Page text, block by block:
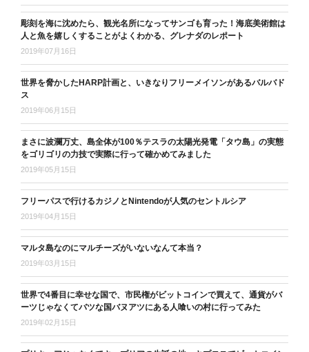
彫刻を海に沈めたら、観光名所になってサンゴも育った！海底美術館は
人と魚を嬉しくすることがよくわかる、グレナダのレポート
2019年07月16日
世界を脅かしたHARP計画と、いきなりフリーメイソンがあるバルバド
ス
2019年06月15日
まさに波瀾万丈、島全体が100％テスラの太陽光発電「タウ島」の実態
をゴリゴリの力技で実際に行って確かめてみました
2019年05月15日
フリーパスで行けるカジノとNintendoが人気のセントルシア
2019年04月15日
マルタ島なのにマルチーズがいないなんて本当？
2019年03月15日
世界で4番目に幸せな国で、市民権がビットコインで買えて、通貨がバ
ーツじゃなくてバツな国バヌアツにある人喰いの村に行ってみた
2019年02月15日